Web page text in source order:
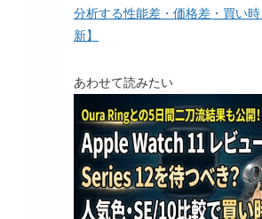
分析する性能差・価格差・買い
新】
あわせて読みたい